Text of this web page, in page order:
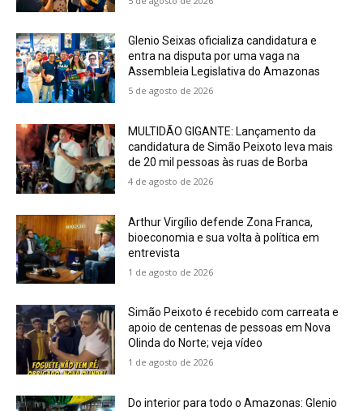
Glenio Seixas oficializa candidatura e
entra na disputa por uma vaga na
Assembleia Legislativa do Amazonas
5 de agosto de 2026
MULTIDÃO GIGANTE: Lançamento da
candidatura de Simão Peixoto leva mais
de 20 mil pessoas às ruas de Borba
4 de agosto de 2026
Arthur Virgílio defende Zona Franca,
bioeconomia e sua volta à política em
entrevista
1 de agosto de 2026
Simão Peixoto é recebido com carreata e
apoio de centenas de pessoas em Nova
Olinda do Norte; veja vídeo
1 de agosto de 2026
Do interior para todo o Amazonas: Glenio